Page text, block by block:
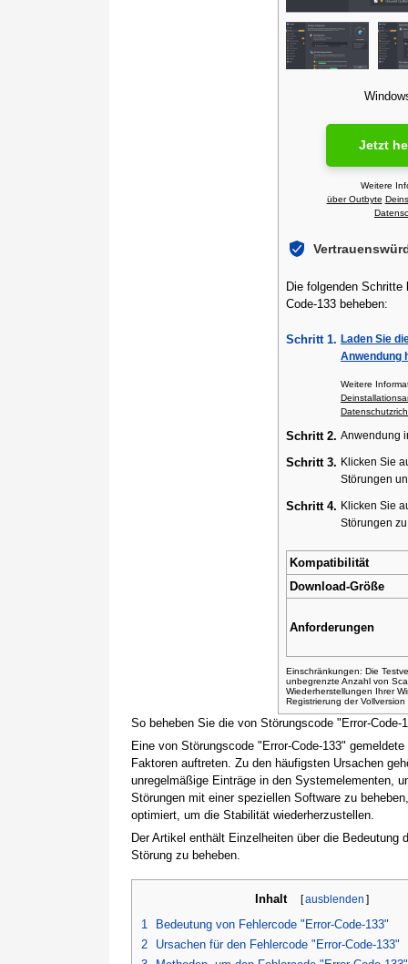
So beheben Sie die von Störungscode "Error-Code-
Eine von Störungscode "Error-Code-133"
Faktoren auftreten. Zu den häufigsten Ursachen
unregelmäßige Einträge in den Systemelementen,
Störungen mit einer speziellen Software zu
optimiert, um die Stabilität wiederherzustellen.
Der Artikel enthält Einzelheiten über die
Störung zu beheben.
Inhalt [ ausblenden ]
1
Bedeutung von Fehlercode "Error-Code-133"
2
Ursachen für den Fehlercode "Error-Code-133"
Jetzt
Weitere
über Outbyte
Die folgenden Schritte
Code-133 beheben:
Schritt 1. Laden Sie
Anwendung
Weitere
Schritt 2. Anwendung
Schritt 3. Klicken Sie
Störungen
Schritt 4. Klicken Sie
Störungen
Kompatibilität
Download-Größe
Anforderungen
Einschränkungen: Die
unbegrenzte Anzahl von
Wiederherstellungen Ihrer
Registrierung der